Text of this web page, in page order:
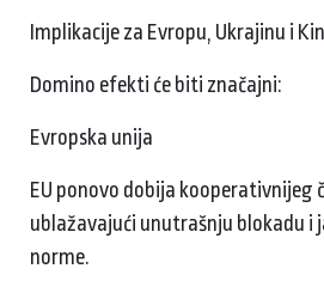
Implikacije za Evropu, Ukrajinu i
Domino efekti će biti značajni:
Evropska unija
EU ponovo dobija kooperativnijeg
ublažavajući unutrašnju blokadu i
norme.